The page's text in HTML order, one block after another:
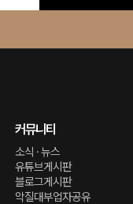
커뮤니티
소식 · 뉴스
유튜브게시판
블로그게시판
악질대부업자공유